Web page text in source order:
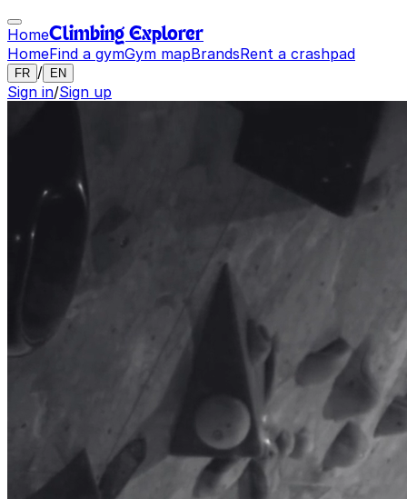
HomeClimbing Explorer
HomeFind a gymGym mapBrandsRent a crashpad
FR / EN
Sign in/Sign up